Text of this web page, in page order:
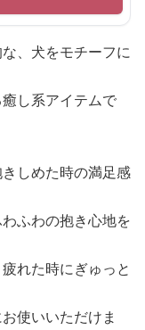
、犬をモチーフに
し系アイテムで
しめた時の満足感
ふわの抱き心地を
れた時にぎゅっと
使いいただけま